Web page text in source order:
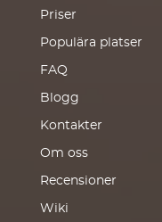
Priser
Populära platser
FAQ
Blogg
Kontakter
Om oss
Recensioner
Wiki